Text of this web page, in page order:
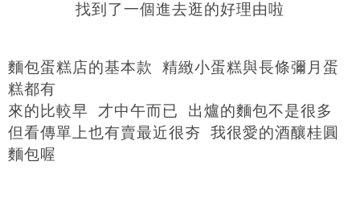
找到了一個進去逛的好理由啦
麵包蛋糕店的基本款 精緻小蛋糕與長條彌月蛋
糕都有
來的比較早 才中午而已 出爐的麵包不是很多
但看傳單上也有賣最近很夯 我很愛的酒釀桂圓
麵包喔